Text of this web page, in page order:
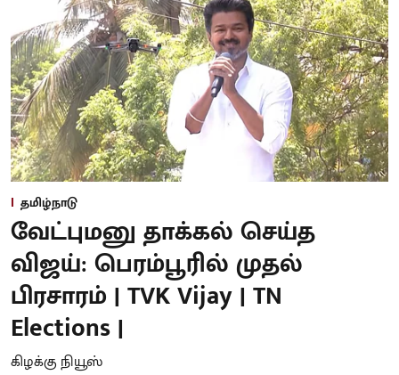
தமிழ்நாடு
வேட்புமனு தாக்கல் செய்த
விஜய்: பெரம்பூரில் முதல்
பிரசாரம் | TVK Vijay | TN
Elections |
கிழக்கு நியூஸ்